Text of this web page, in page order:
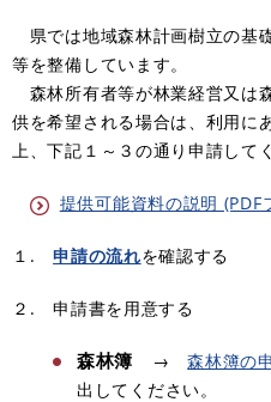
県では地域森林計画樹立の基
等を整備しています。
森林所有者等が林業経営又は
供を希望される場合は、利用に
上、下記１～３の通り申請して
提供可能資料の説明 (PDF
１. 申請の流れを確認する
２. 申請書を用意する
森林簿 →森林簿の
出してください。